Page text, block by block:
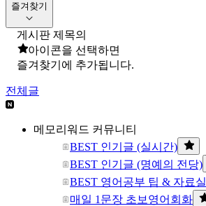
즐겨찾기
게시판 제목의
아이콘을 선택하면
즐겨찾기에 추가됩니다.
전체글
메모리워드 커뮤니티
BEST 인기글 (실시간)
BEST 인기글 (명예의 전당)
BEST 영어공부 팁 & 자료실
매일 1문장 초보영어회화